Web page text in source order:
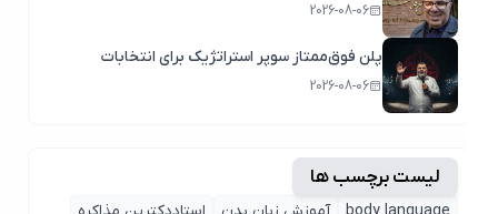
2026-08-06
پلن فوق‌ممتاز سوپر استراتژیک برای انتخابات
2026-08-06
لیست برچسب ها